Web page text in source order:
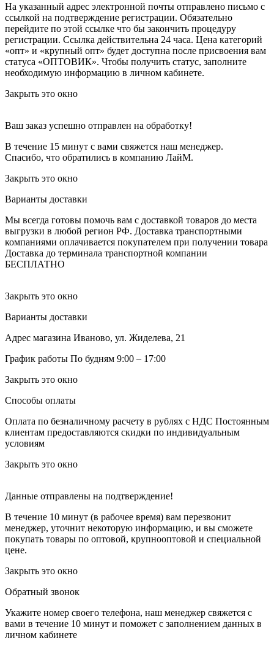
На указанный адрес электронной почты отправлено письмо с
ссылкой на подтверждение регистрации. Обязательно
перейдите по этой ссылке что бы закончить процедуру
регистрации. Ссылка действительна 24 часа. Цена категорий
«опт» и «крупный опт» будет доступна после присвоения вам
статуса «ОПТОВИК». Чтобы получить статус, заполните
необходимую информацию в личном кабинете.
Закрыть это окно
Ваш заказ успешно отправлен на обработку!
В течение 15 минут с вами свяжется наш менеджер.
Спасибо, что обратились в компанию ЛайМ.
Закрыть это окно
Варианты доставки
Мы всегда готовы помочь вам с доставкой товаров до места
выгрузки в любой регион РФ. Доставка транспортными
компаниями оплачивается покупателем при получении товара
Доставка до терминала транспортной компании
БЕСПЛАТНО
Закрыть это окно
Варианты доставки
Адрес магазина Иваново, ул. Жиделева, 21
График работы По будням 9:00 – 17:00
Закрыть это окно
Способы оплаты
Оплата по безналичному расчету в рублях с НДС Постоянным
клиентам предоставляются скидки по индивидуальным
условиям
Закрыть это окно
Данные отправлены на подтверждение!
В течение 10 минут (в рабочее время) вам перезвонит
менеджер, уточнит некоторую информацию, и вы сможете
покупать товары по оптовой, крупнооптовой и специальной
цене.
Закрыть это окно
Обратный звонок
Укажите номер своего телефона, наш менеджер свяжется с
вами в течение 10 минут и поможет с заполнением данных в
личном кабинете